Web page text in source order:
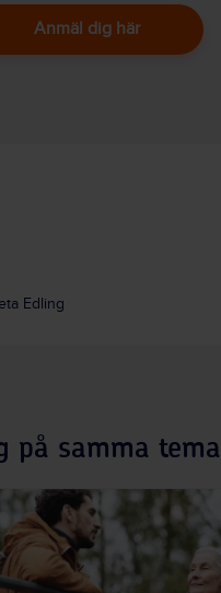
Anmäl dig här
Edling
på samma tema